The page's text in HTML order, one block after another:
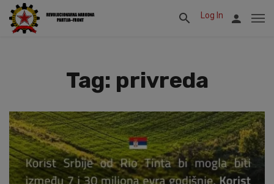
Log In
Tag: privreda